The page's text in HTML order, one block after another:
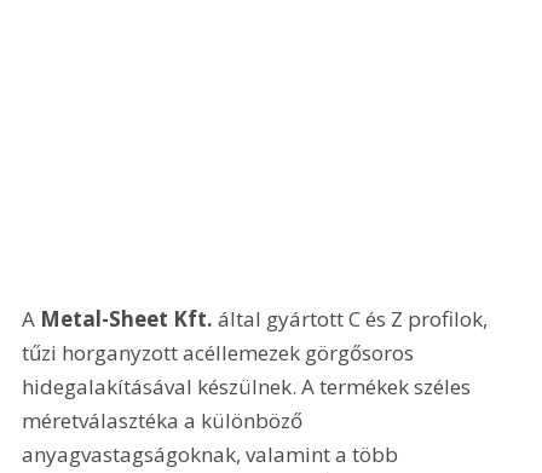
A Metal-Sheet Kft. által gyártott C és Z profilok,
tűzi horganyzott acéllemezek görgősoros
hidegalakításával készülnek. A termékek széles
méretválasztéka a különböző
anyagvastagságoknak, valamint a több